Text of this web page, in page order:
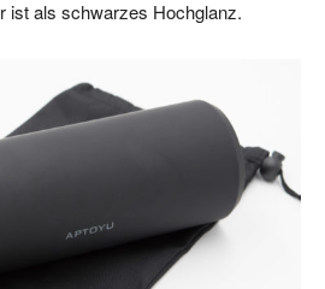
ist als schwarzes Hochglanz.